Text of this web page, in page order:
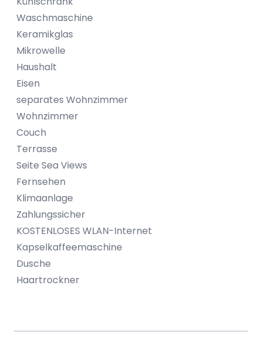
Waschmaschine
Keramikglas
Mikrowelle
Haushalt
Eisen
separates Wohnzimmer
Wohnzimmer
Couch
Terrasse
Seite Sea Views
Fernsehen
Klimaanlage
Zahlungssicher
KOSTENLOSES WLAN-Internet
Kapselkaffeemaschine
Dusche
Haartrockner